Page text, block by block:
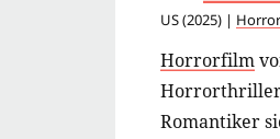
US(2025) |
Horrorfilm
Romantiker